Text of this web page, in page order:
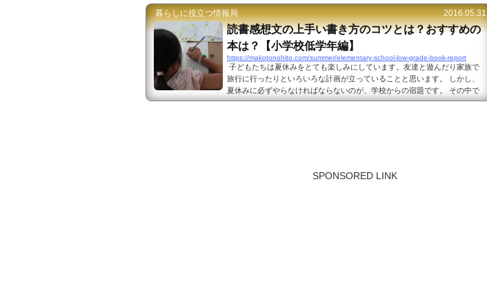
暮らしに役立つ情報局 2016.05.31
読書感想文の上手い書き方のコツとは？おすすめの
本は？【小学校低学年編】
https://makotonohito.com/summer/elementary-school-low-grade-book-report
子どもたちは夏休みをとても楽しみにしています。友達と遊んだり家族で
旅行に行ったりといろいろな計画が立っていることと思います。 しかし、
夏休みに必ずやらなければならないのが、学校からの宿題です。 その中で
も、多くの子供達を悩ませるのが読書感想文です。 出典：http://www.photo-
SPONSORED LINK